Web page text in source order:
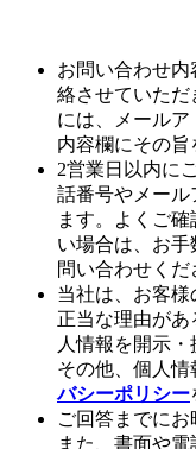
お問い合わせ
絡させていた
には、メール
内容欄にその旨
2営業日以内に
話番号やメール
ます。よくご
い場合は、お手
問い合わせくだ
当社は、お客様
正当な理由が
人情報を開示・
その他、個人情
バシーポリシー
ご回答までにお
また、書面や